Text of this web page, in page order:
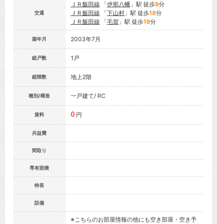
交通
ＪＲ飯田線 「伊那八幡」駅 徒歩9分
ＪＲ飯田線 「下山村」駅 徒歩18分
ＪＲ飯田線 「毛賀」駅 徒歩19分
築年月 2003年7月
総戸数 1戸
総階数 地上2階
種別/構造 一戸建て/ RC
賃料 0 円
共益費
間取り
専有面積
特長
設備
※こちらのお部屋情報の他にも空き部屋・空き予